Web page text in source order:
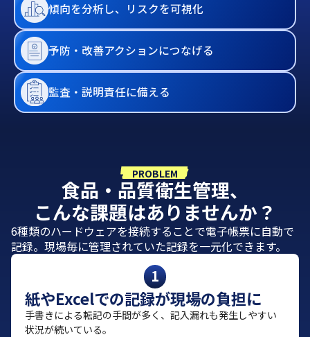
傾向を分析し、リスクを可視化
予防・改善アクションにつなげる
監査・説明責任に備える
PROBLEM
食品・品質衛生管理、
こんな課題はありませんか？
6種類のハードウェアを接続することで電子帳票に自動で
記録。現場毎に管理されていた記録を一元化できます。
1
紙やExcelでの記録が現場の負担に
手書きによる転記の手間が多く、記入漏れも発生しやすい
状況が続いている。